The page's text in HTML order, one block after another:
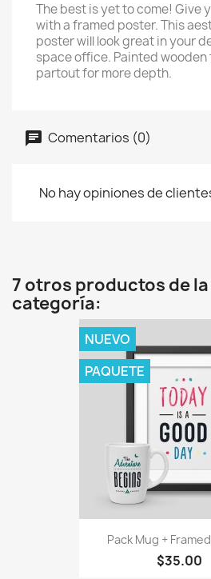
The best is yet to come! Give
with a framed poster. This
poster will look great in your
space office. Painted
partout for more depth.
Comentarios (0)
No hay opiniones de
7 otros productos de
categoría:
Pack Mug +
$35.00
NUEVO
PAQUETE